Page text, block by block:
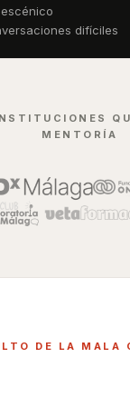
difíciles
MENTORÍA
DE LA MALA